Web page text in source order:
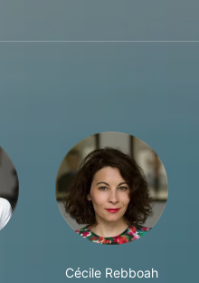
Cécile Rebboah